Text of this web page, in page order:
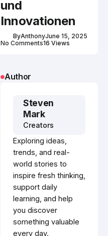
und
Innovationen
ByAnthonyJune 15, 2025
No Comments16 Views
Author
Steven
Mark
Creators
Exploring ideas,
trends, and real-
world stories to
inspire fresh thinking,
support daily
learning, and help
you discover
something valuable
every day.